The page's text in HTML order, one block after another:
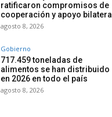
ratificaron compromisos de
cooperación y apoyo bilateral
agosto 8, 2026
Gobierno
717.459 toneladas de
alimentos se han distribuido
en 2026 en todo el país
agosto 8, 2026